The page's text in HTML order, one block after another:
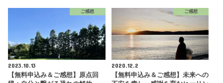
ご感想
2023.10.13
【無料申込み＆ご感想】原点回
ご感想
2020.12.2
【無料申込み＆ご感想】未来への